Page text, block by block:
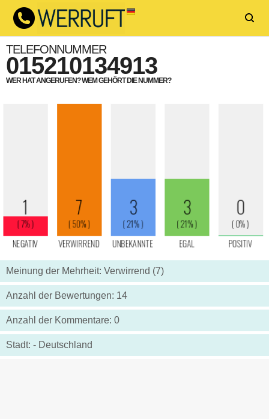
TELEFONNUMMER
015210134913
WER HAT ANGERUFEN? WEM GEHÖRT DIE NUMMER?
Meinung der Mehrheit: Verwirrend (7)
Anzahl der Bewertungen: 14
Anzahl der Kommentare: 0
Stadt: - Deutschland